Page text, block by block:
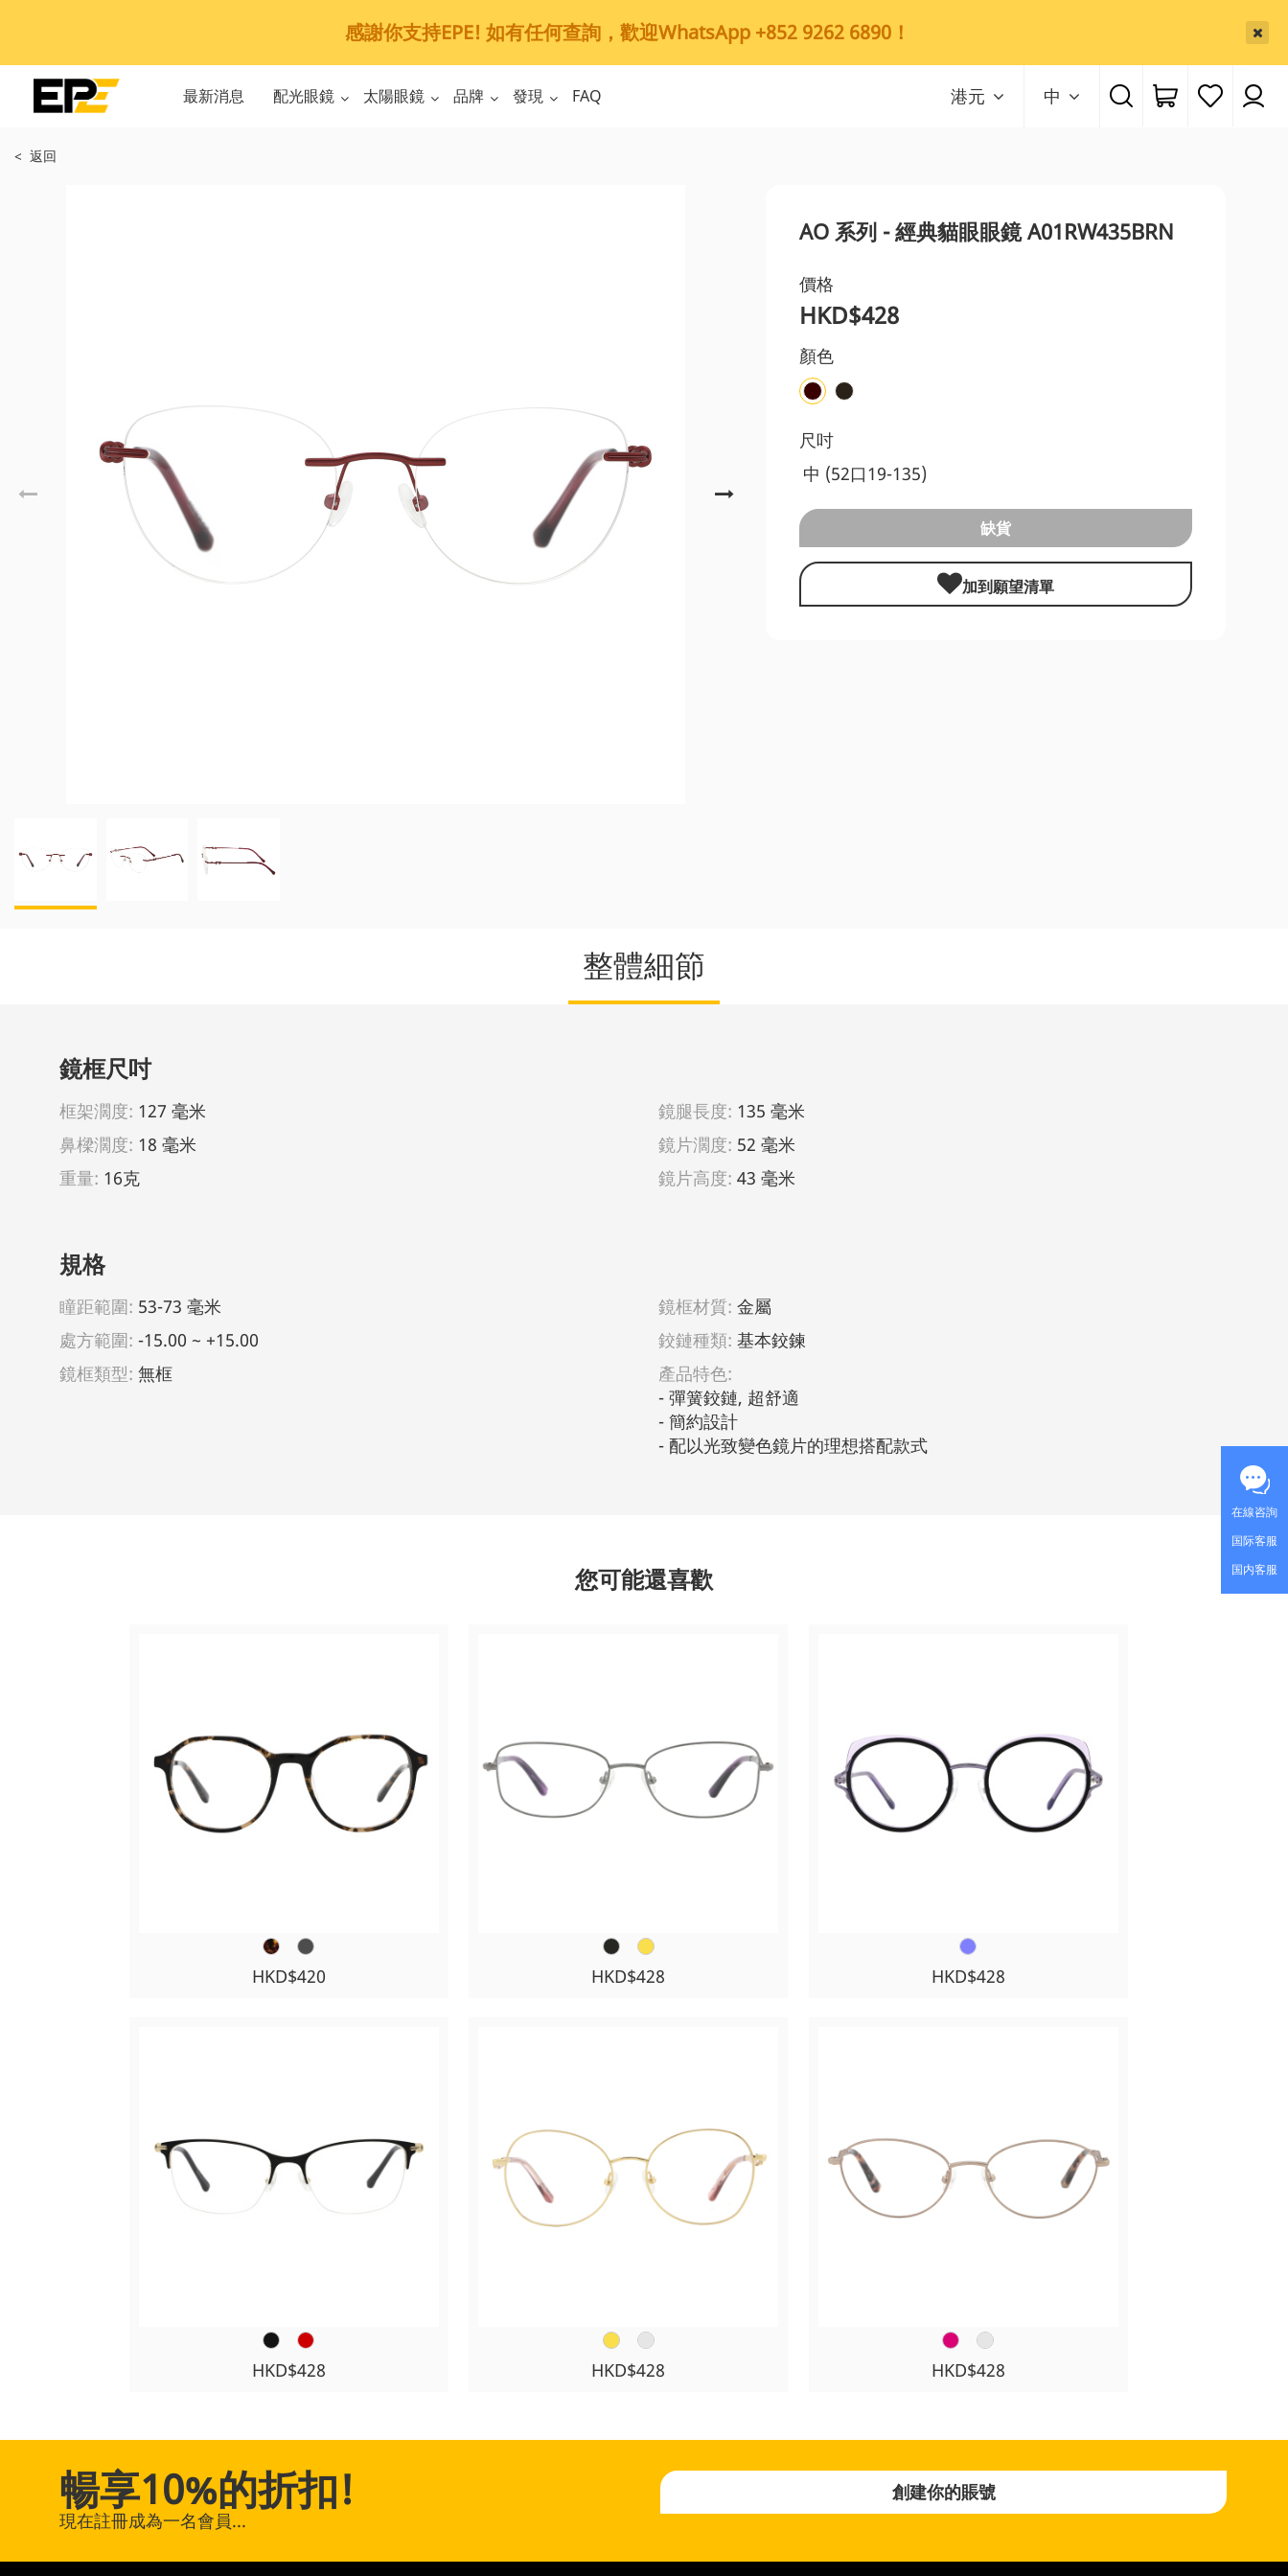
感謝你支持EPE! 如有任何查詢，歡迎WhatsApp +852 9262 6890！
最新消息 配光眼鏡 太陽眼鏡 品牌 發現 FAQ 港元 中
在線咨詢
国际客服
国内客服
< 返回
AO 系列 - 經典貓眼眼鏡 A01RW435BRN
價格
HKD$428
顏色
尺吋
中 (52口19-135)
缺貨
加到願望清單
整體細節
鏡框尺吋
框架濶度: 127 毫米
鼻樑濶度: 18 毫米
重量: 16克
鏡腿長度: 135 毫米
鏡片濶度: 52 毫米
鏡片高度: 43 毫米
規格
瞳距範圍: 53-73 毫米
處方範圍: -15.00 ~ +15.00
鏡框類型: 無框
鏡框材質: 金屬
鉸鏈種類: 基本鉸鍊
產品特色:
- 彈簧鉸鏈, 超舒適
- 簡約設計
- 配以光致變色鏡片的理想搭配款式
您可能還喜歡
HKD$420 HKD$428 HKD$428
HKD$428 HKD$428 HKD$428
暢享10%的折扣!
現在註冊成為一名會員...
創建你的賬號